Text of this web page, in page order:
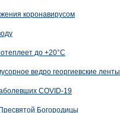
коронавирусом
до +20°C
ведро георгиевские ленты
COVID-19
Богородицы